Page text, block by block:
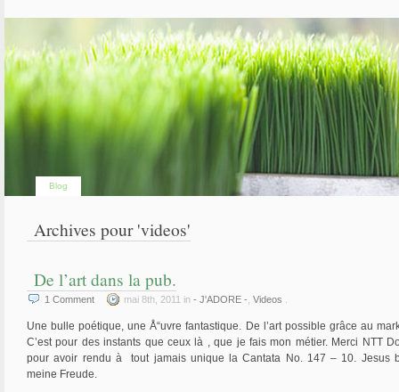
Blog
Archives pour 'videos'
De l’art dans la pub.
1 Comment mai 8th, 2011 in - J'ADORE - Videos
Une bulle poétique, une Å“uvre fantastique. De l’art possible grâce au
C’est pour des instants que ceux là , que je fais mon métier. Merci NTT
pour avoir rendu à tout jamais unique la Cantata No. 147 – 10. Jesus
meine Freude.